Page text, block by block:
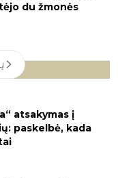
du žmonės
atsakymas į
paskelbė, kada